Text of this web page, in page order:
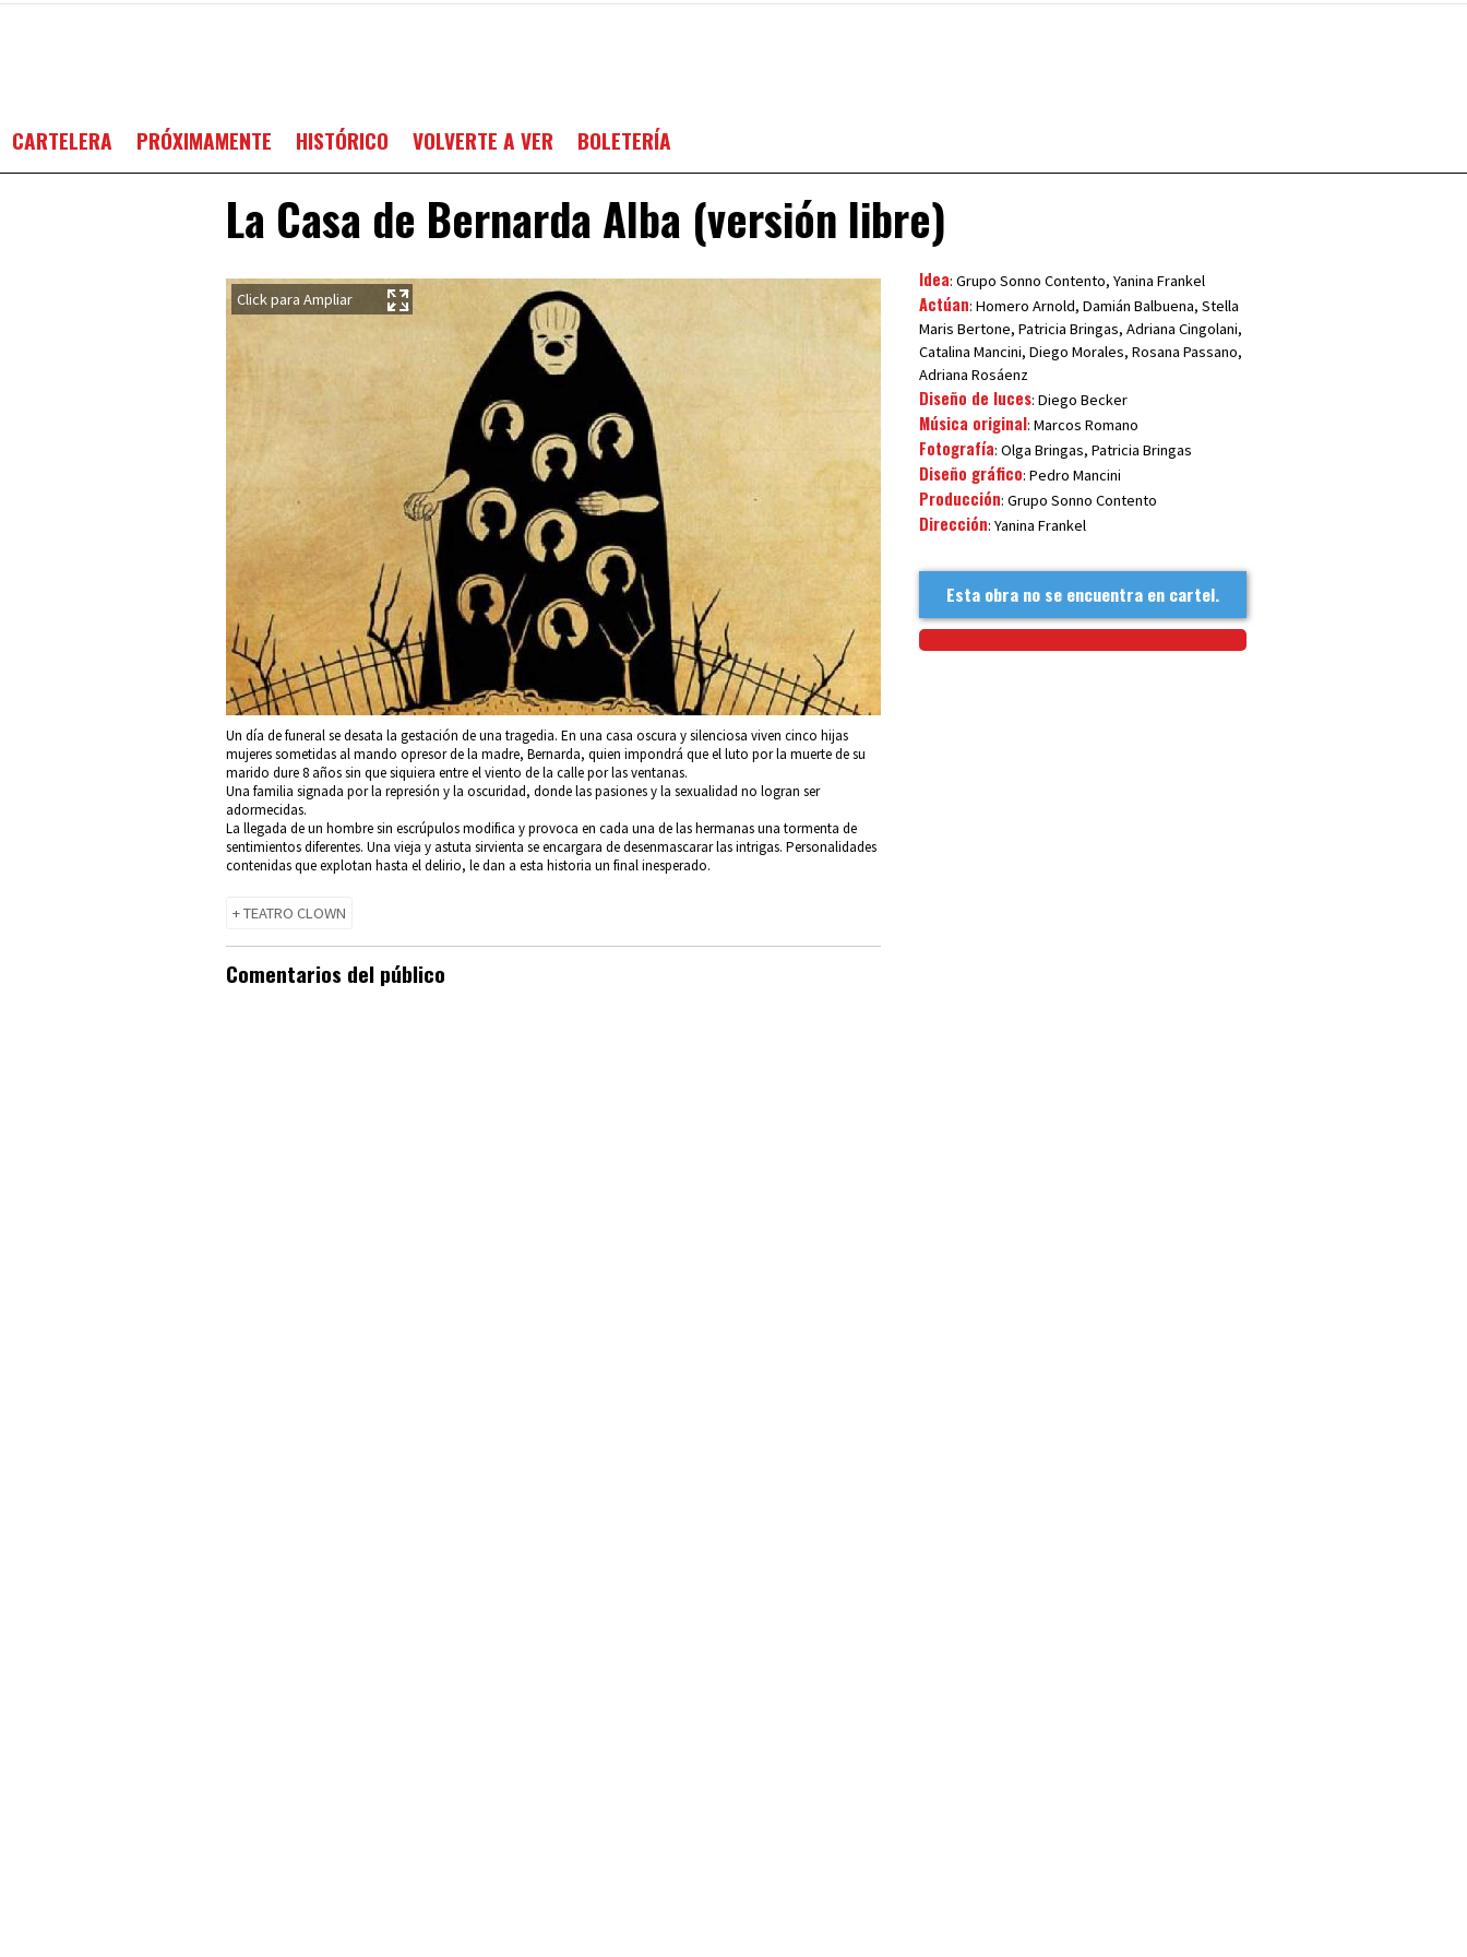
CARTELERA PRÓXIMAMENTE HISTÓRICO VOLVERTE A VER BOLETERÍA
La Casa de Bernarda Alba (versión libre)
Un día de funeral se desata la gestación de una tragedia. En una casa oscura y silenciosa viven cinco hijas
mujeres sometidas al mando opresor de la madre, Bernarda, quien impondrá que el luto por la muerte de su
marido dure 8 años sin que siquiera entre el viento de la calle por las ventanas.
Una familia signada por la represión y la oscuridad, donde las pasiones y la sexualidad no logran ser
adormecidas.
La llegada de un hombre sin escrúpulos modifica y provoca en cada una de las hermanas una tormenta de
sentimientos diferentes. Una vieja y astuta sirvienta se encargara de desenmascarar las intrigas. Personalidades
contenidas que explotan hasta el delirio, le dan a esta historia un final inesperado.
+ TEATRO CLOWN
Idea: Grupo Sonno Contento, Yanina Frankel
Actúan: Homero Arnold, Damián Balbuena, Stella
Maris Bertone, Patricia Bringas, Adriana Cingolani,
Catalina Mancini, Diego Morales, Rosana Passano,
Adriana Rosáenz
Diseño de luces: Diego Becker
Música original: Marcos Romano
Fotografía: Olga Bringas, Patricia Bringas
Diseño gráfico: Pedro Mancini
Producción: Grupo Sonno Contento
Dirección: Yanina Frankel
Esta obra no se encuentra en cartel.
Comentarios del público